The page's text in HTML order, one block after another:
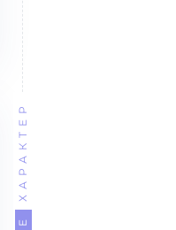
ХАРАКТЕР